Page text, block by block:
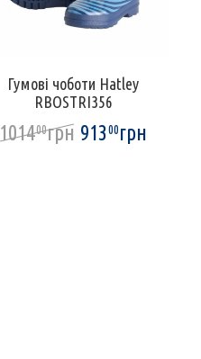
Гумові чоботи Hatley
RBOSTRI356
101400грн 91300грн